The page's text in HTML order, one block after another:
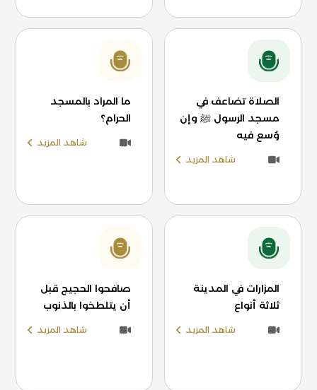
الصلاة تضاعف في
مسجد الرسول ﷺ وإن
وُسع فيه
شاهد المزيد
ما المراد بالمسجد
الحرام؟
شاهد المزيد
المزارات في المدينة
ثلاثة أنواع
شاهد المزيد
صافحوا الحجيج قبل
أن يتلطخوا بالذنوب
شاهد المزيد